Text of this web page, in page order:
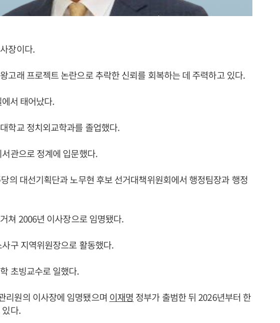
장이다.
고래 프로젝트 논란으로 추락한 신뢰를 회복하는 데 주력하고 있다.
서 태어났다.
학교 정치외교학과를 졸업했다.
관으로 정계에 입문했다.
의 대선기획단과 노무현 후보 선거대책위원회에서 행정팀장과 행정
쳐 2006년 이사장으로 임명됐다.
구 지역위원장으로 활동했다.
초빙교수로 일했다.
리원의 이사장에 임명됐으며 이재명 정부가 출범한 뒤 2026년부터 한
다.